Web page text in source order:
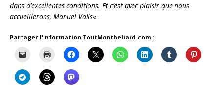
dans d’excellentes conditions. Et c’est avec plaisir que nous
accueillerons, Manuel Valls« .
Partager l'information ToutMontbeliard.com :